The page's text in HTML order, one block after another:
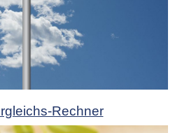
Rechner